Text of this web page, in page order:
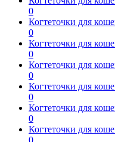
0
Когтеточки для
0
Когтеточки для
0
Когтеточки для
0
Когтеточки для
0
Когтеточки для
0
Когтеточки для
0